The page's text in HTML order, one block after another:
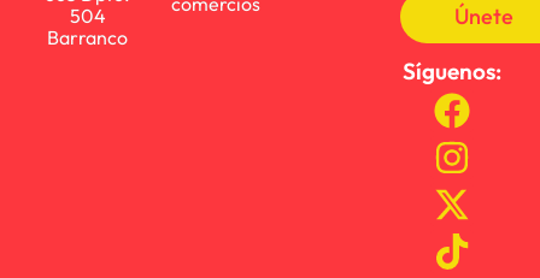
504
Barranco
Únete
Síguenos: